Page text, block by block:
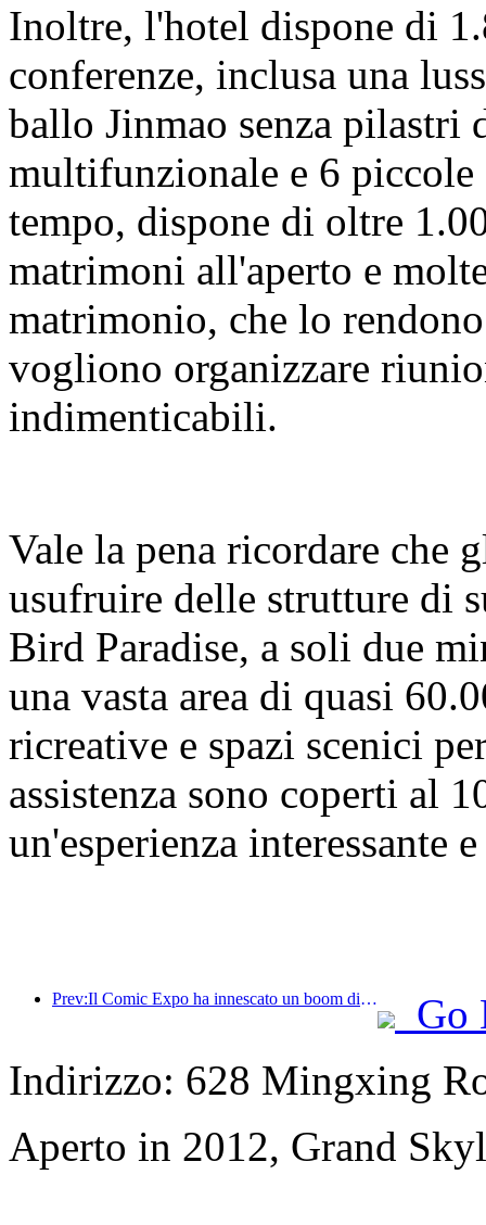
Inoltre, l'hotel dispone di
conferenze, inclusa una
ballo Jinmao senza pilastri
multifunzionale e 6 piccole
tempo, dispone di oltre
matrimoni all'aperto e
matrimonio, che lo
vogliono organizzare
indimenticabili.
Vale la pena ricordare che
usufruire delle strutture di
Bird Paradise, a soli due
una vasta area di quasi
ricreative e spazi scenici
assistenza sono coperti al
un'esperienza interessante
Prev:Il Comic Expo ha innescato un boom di prenotazioni alberghiere a Shanghai, con un volume di ricerca per alcuni hotel in aumento di quasi il 360%
Go
Indirizzo: 628 Mingxing
Aperto in 2012, Grand